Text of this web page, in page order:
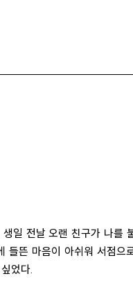
일 전날 오랜 친구가 나를
들뜬 마음이 아쉬워 서점으
었다.